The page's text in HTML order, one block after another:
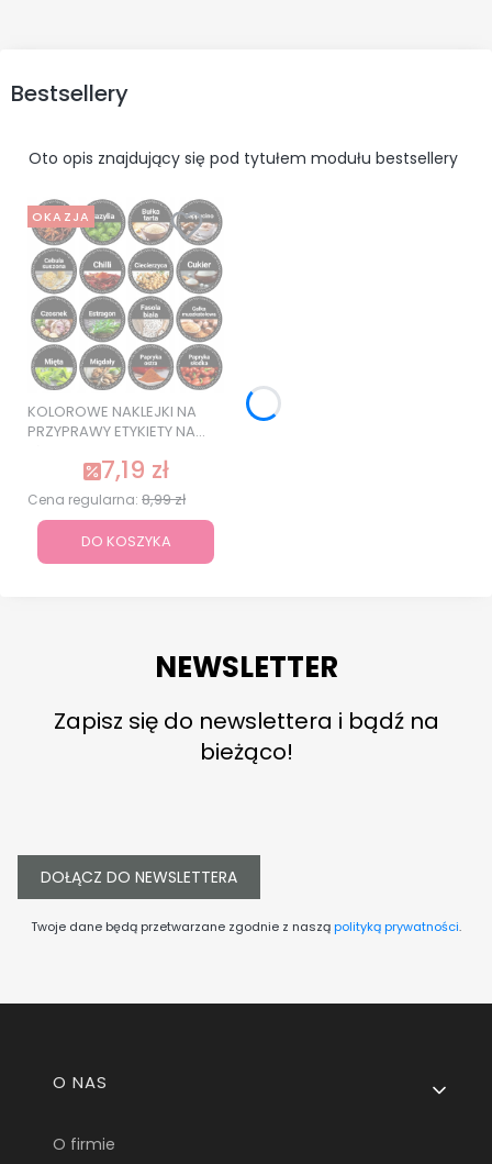
Bestsellery
Oto opis znajdujący się pod tytułem modułu bestsellery
OKAZJA
KOLOROWE NAKLEJKI NA
PRZYPRAWY ETYKIETY NA
JAKOŚĆ
7,19 zł
Cena regularna: 8,99 zł
DO KOSZYKA
NEWSLETTER
Zapisz się do newslettera i bądź na
bieżąco!
DOŁĄCZ DO NEWSLETTERA
Twoje dane będą przetwarzane zgodnie z nasząpolityką prywatności.
Linki w stopce
O NAS
O firmie